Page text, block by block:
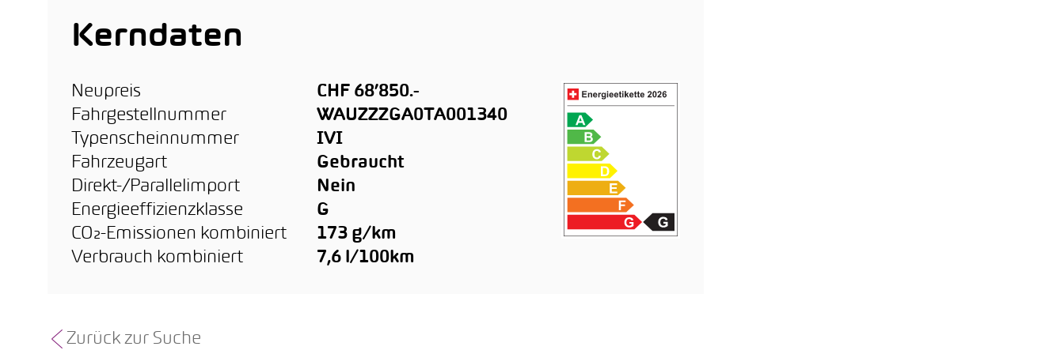
Kerndaten
Neupreis
CHF 68’850.-
Fahrgestellnummer
WAUZZZGA0TA001340
Typenscheinnummer
IVI
Fahrzeugart
Gebraucht
Direkt-/Parallelimport
Nein
Energieeffizienzklasse
G
CO₂-Emissionen kombiniert
173 g/km
Verbrauch kombiniert
7,6 l/100km
Zurück zur Suche